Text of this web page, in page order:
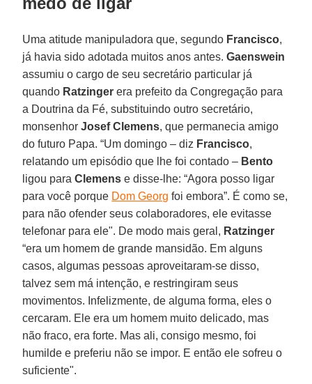
Uma atitude manipuladora que, segundo Francisco,
já havia sido adotada muitos anos antes.Gaenswein
assumiu o cargo de seu secretário particular já
quando Ratzinger era prefeito da Congregação para
a Doutrina da Fé, substituindo outro secretário,
monsenhorJosef Clemens, que permanecia amigo
do futuro Papa. “Um domingo – diz Francisco,
relatando um episódio que lhe foi contado – Bento
ligou paraClemens e disse-lhe: “Agora posso ligar
para você porque Dom Georg foi embora”. É como se,
para não ofender seus colaboradores, ele evitasse
telefonar para ele". De modo mais geral, Ratzinger
“era um homem de grande mansidão. Em alguns
casos, algumas pessoas aproveitaram-se disso,
talvez sem má intenção, e restringiram seus
movimentos. Infelizmente, de alguma forma, eles o
cercaram. Ele era um homem muito delicado, mas
não fraco, era forte. Mas ali, consigo mesmo, foi
humilde e preferiu não se impor. E então ele sofreu o
suficiente".